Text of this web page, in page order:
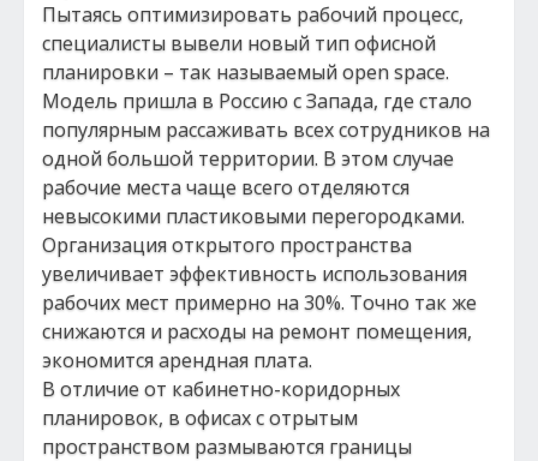
Пытаясь оптимизировать рабочий процесс,
специалисты вывели новый тип офисной
планировки – так называемый оpen space.
Модель пришла в Россию с Запада, где стало
популярным рассаживать всех сотрудников на
одной большой территории. В этом случае
рабочие места чаще всего отделяются
невысокими пластиковыми перегородками.
Организация открытого пространства
увеличивает эффективность использования
рабочих мест примерно на 30%. Точно так же
снижаются и расходы на ремонт помещения,
экономится арендная плата.
В отличие от кабинетно-коридорных
планировок, в офисах с отрытым
пространством размываются границы